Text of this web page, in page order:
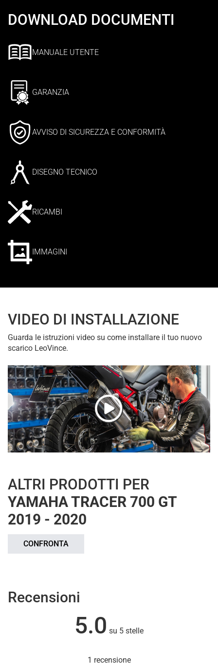
DOWNLOAD DOCUMENTI
MANUALE UTENTE
GARANZIA
AVVISO DI SICUREZZA E CONFORMITÀ
DISEGNO TECNICO
RICAMBI
IMMAGINI
VIDEO DI INSTALLAZIONE
Guarda le istruzioni video su come installare il tuo nuovo
scarico LeoVince.
ALTRI PRODOTTI PER
YAMAHA TRACER 700 GT
2019 - 2020
CONFRONTA
Recensioni
5.0 su 5 stelle
1 recensione